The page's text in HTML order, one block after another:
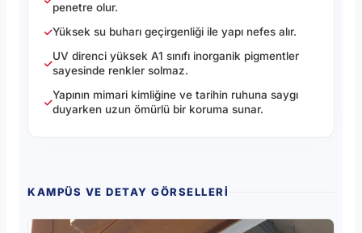
penetre olur.
Yüksek su buharı geçirgenliği ile yapı nefes alır.
UV direnci yüksek A1 sınıfı inorganik pigmentler
sayesinde renkler solmaz.
Yapının mimari kimliğine ve tarihin ruhuna saygı
duyarken uzun ömürlü bir koruma sunar.
KAMPÜS VE DETAY GÖRSELLERI